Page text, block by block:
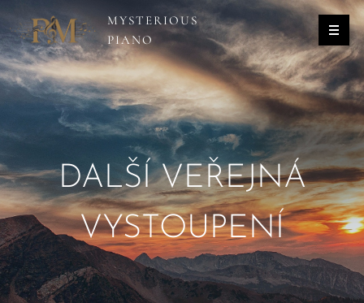
MYSTERIOUS
PIANO
DALŠÍ VEŘEJNÁ
VYSTOUPENÍ